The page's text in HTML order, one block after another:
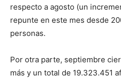
respecto a agosto (un
repunte en este mes desde
personas.
Por otra parte, septiembre
más y un total de 19.323.451